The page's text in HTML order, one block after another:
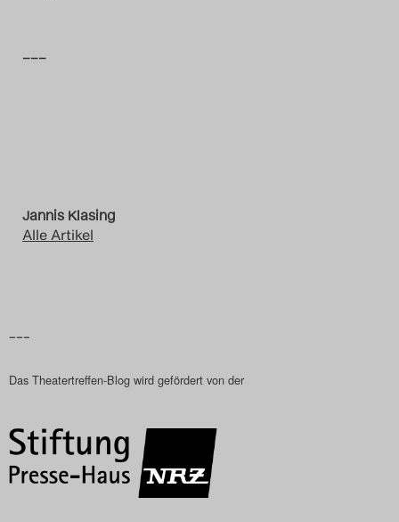
–––
Jannis Klasing
Alle Artikel
–––
Das Theatertreffen-Blog wird gefördert von der